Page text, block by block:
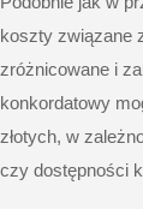
koszty związane
zróżnicowane i
konkordatowy
złotych, w
czy dostępności